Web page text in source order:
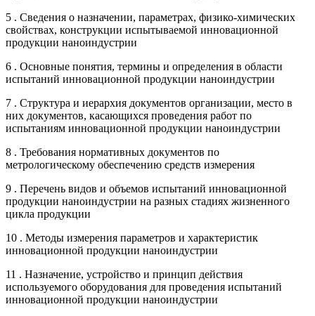
5 . Сведения о назначении, параметрах, физико-химических
свойствах, конструкции испытываемой инновационной
продукции наноиндустрии
6 . Основные понятия, термины и определения в области
испытаний инновационной продукции наноиндустрии
7 . Структура и иерархия документов организации, место в
них документов, касающихся проведения работ по
испытаниям инновационной продукции наноиндустрии
8 . Требования нормативных документов по
метрологическому обеспечению средств измерения
9 . Перечень видов и объемов испытаний инновационной
продукции наноиндустрии на разных стадиях жизненного
цикла продукции
10 . Методы измерения параметров и характеристик
инновационной продукции наноиндустрии
11 . Назначение, устройство и принцип действия
используемого оборудования для проведения испытаний
инновационной продукции наноиндустрии